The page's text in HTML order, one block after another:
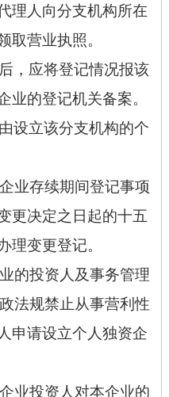
理人向分支机构所在
取营业执照。
应将登记情况报该
业的登记机关备案。
立该分支机构的个
存续期间登记事项
更决定之日起的十五
理变更登记。
投资人及事务管理
规禁止从事营利性
申请设立个人独资企
投资人对本企业的